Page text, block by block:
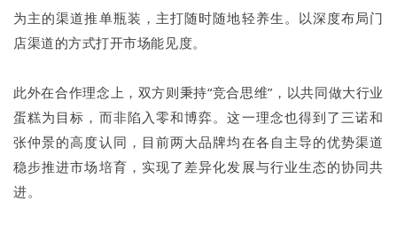
为主的渠道推单瓶装，主打随时随地轻养生。以深度布局门
店渠道的方式打开市场能见度。
此外在合作理念上，双方则秉持“竞合思维”，以共同做大行业
蛋糕为目标，而非陷入零和博弈。这一理念也得到了三诺和
张仲景的高度认同，目前两大品牌均在各自主导的优势渠道
稳步推进市场培育，实现了差异化发展与行业生态的协同共
进。